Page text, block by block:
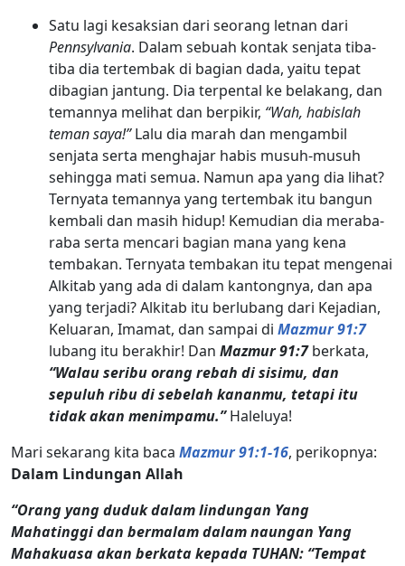
Satu lagi kesaksian dari seorang letnan dari
Pennsylvania. Dalam sebuah kontak senjata tiba-
tiba dia tertembak di bagian dada, yaitu tepat
dibagian jantung. Dia terpental ke belakang, dan
temannya melihat dan berpikir, “Wah, habislah
teman saya!”Lalu dia marah dan mengambil
senjata serta menghajar habis musuh-musuh
sehingga mati semua. Namun apa yang dia lihat?
Ternyata temannya yang tertembak itu bangun
kembali dan masih hidup! Kemudian dia meraba-
raba serta mencari bagian mana yang kena
tembakan. Ternyata tembakan itu tepat mengenai
Alkitab yang ada di dalam kantongnya, dan apa
yang terjadi? Alkitab itu berlubang dari Kejadian,
Keluaran, Imamat, dan sampai di Mazmur 91:7
lubang itu berakhir! Dan Mazmur 91:7berkata,
“Walau seribu orang rebah di sisimu, dan
sepuluh ribu di sebelah kananmu, tetapi itu
tidak akan menimpamu.”Haleluya!
Mari sekarang kita baca Mazmur 91:1-16, perikopnya:
Dalam Lindungan Allah
“Orang yang duduk dalam lindungan Yang
Mahatinggi dan bermalam dalam naungan Yang
Mahakuasa akan berkata kepada TUHAN: “Tempat